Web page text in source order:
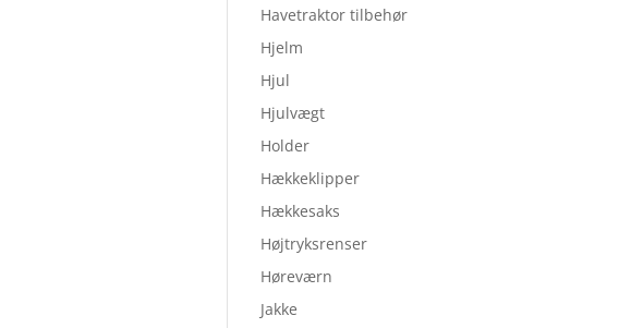
Havetraktor tilbehør
Hjelm
Hjul
Hjulvægt
Holder
Hækkeklipper
Hækkesaks
Højtryksrenser
Høreværn
Jakke